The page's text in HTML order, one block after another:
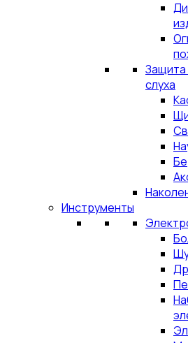
Защита
слуха
Инструменты